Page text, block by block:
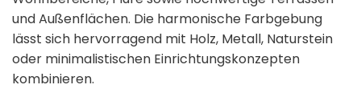
und Außenflächen. Die harmonische Farbgebung
lässt sich hervorragend mit Holz, Metall, Naturstein
oder minimalistischen Einrichtungskonzepten
kombinieren.